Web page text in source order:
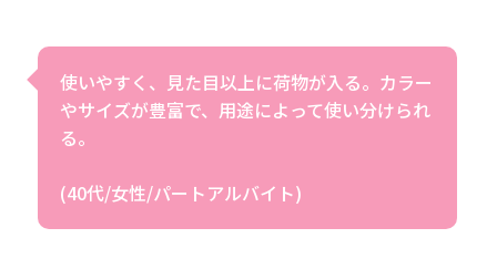
使いやすく、見た目以上に荷物が入る。カラー
やサイズが豊富で、用途によって使い分けられ
る。
(40代/女性/パートアルバイト)